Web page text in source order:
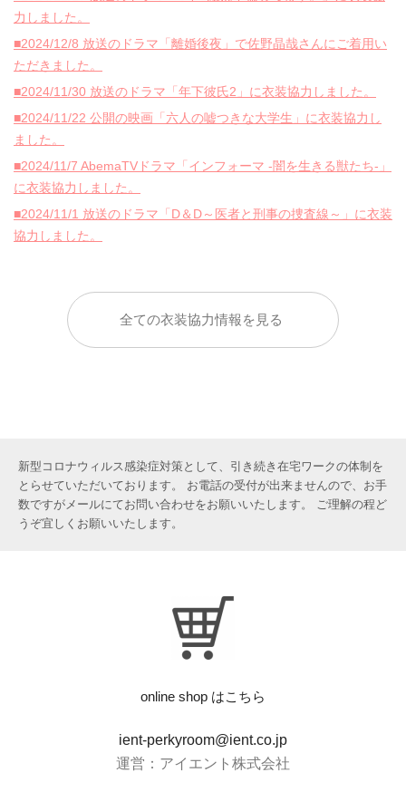
力しました。
■2024/12/8 放送のドラマ「離婚後夜」で佐野晶哉さんにご着用い
ただきました。
■2024/11/30 放送のドラマ「年下彼氏2」に衣装協力しました。
■2024/11/22 公開の映画「六人の嘘つきな大学生」に衣装協力し
ました。
■2024/11/7 AbemaTVドラマ「インフォーマ -闇を生きる獣たち-」
に衣装協力しました。
■2024/11/1 放送のドラマ「D＆D～医者と刑事の捜査線～」に衣装
協力しました。
全ての衣装協力情報を見る
新型コロナウィルス感染症対策として、引き続き在宅ワークの体制を
とらせていただいております。 お電話の受付が出来ませんので、お手
数ですがメールにてお問い合わせをお願いいたします。 ご理解の程ど
うぞ宜しくお願いいたします。
online shop はこちら
ient-perkyroom@ient.co.jp
運営：アイエント株式会社